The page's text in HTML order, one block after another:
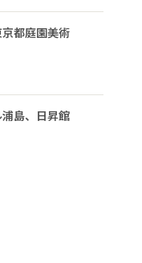
都庭園美術
島、日昇館